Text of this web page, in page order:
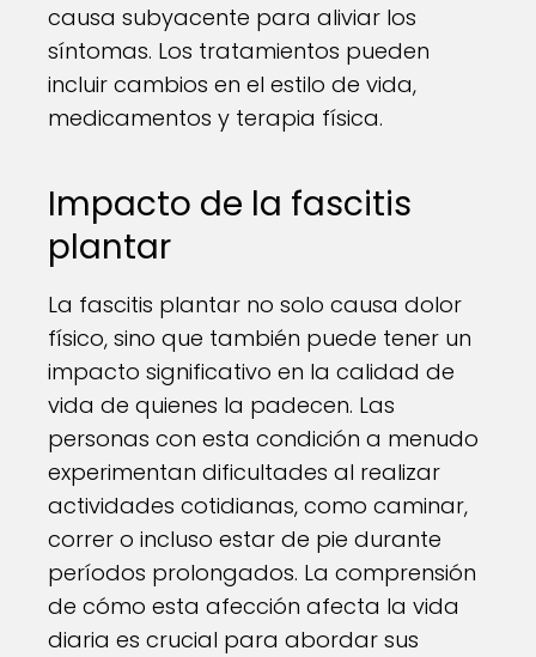
causa subyacente para aliviar los
síntomas. Los tratamientos pueden
incluir cambios en el estilo de vida,
medicamentos y terapia física.
Impacto de la fascitis
plantar
La fascitis plantar no solo causa dolor
físico, sino que también puede tener un
impacto significativo en la calidad de
vida de quienes la padecen. Las
personas con esta condición a menudo
experimentan dificultades al realizar
actividades cotidianas, como caminar,
correr o incluso estar de pie durante
períodos prolongados. La comprensión
de cómo esta afección afecta la vida
diaria es crucial para abordar sus